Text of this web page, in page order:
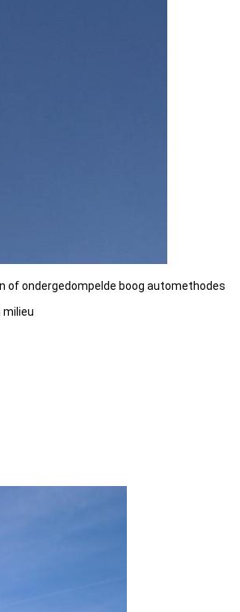
of ondergedompelde boog automethodes
milieu